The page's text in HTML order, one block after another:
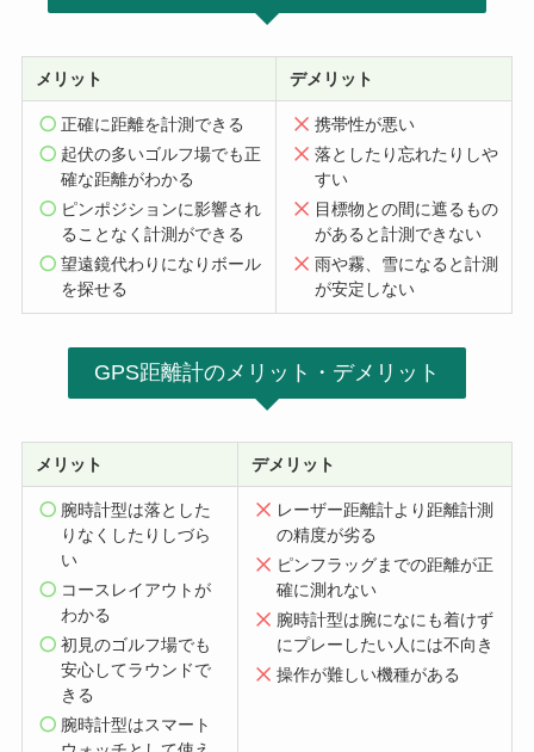
メリット デメリット
正確に距離を計測できる
起伏の多いゴルフ場でも正
確な距離がわかる
ピンポジションに影響され
ることなく計測ができる
望遠鏡代わりになりボール
を探せる
携帯性が悪い
落としたり忘れたりしや
すい
目標物との間に遮るもの
があると計測できない
雨や霧、雪になると計測
が安定しない
GPS距離計のメリット・デメリット
メリット デメリット
腕時計型は落とした
りなくしたりしづら
い
コースレイアウトが
わかる
初見のゴルフ場でも
安心してラウンドで
きる
腕時計型はスマート
レーザー距離計より距離計測
の精度が劣る
ピンフラッグまでの距離が正
確に測れない
腕時計型は腕になにも着けず
にプレーしたい人には不向き
操作が難しい機種がある